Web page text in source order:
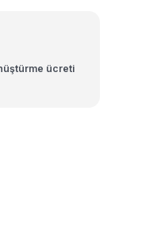
ücreti